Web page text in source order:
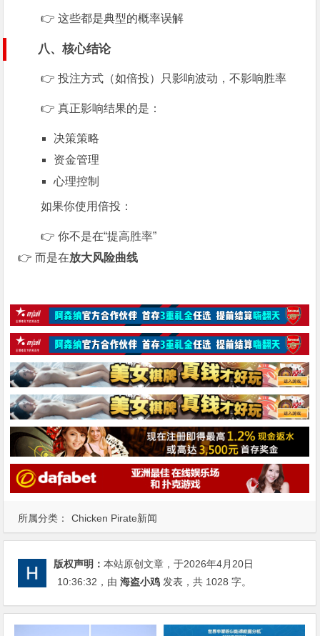
所属分类： Chicken Pirate新闻
👉 这些都是典型的概率误解
八、核心结论
👉 投注方式（如倍投）只影响波动，不影响胜率
👉 真正影响结果的是：
决策策略
资金管理
心理控制
如果你使用倍投：
👉 你不是在“提高胜率”
👉 而是在放大风险曲线
版权声明：本站原创文章，于2026年4月20日
10:36:32 ，由海盗小鸡 发表，共 1028 字。